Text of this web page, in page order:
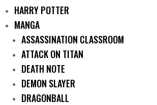
HARRY POTTER
MANGA
ASSASSINATION CLASSROOM
ATTACK ON TITAN
DEATH NOTE
DEMON SLAYER
DRAGONBALL